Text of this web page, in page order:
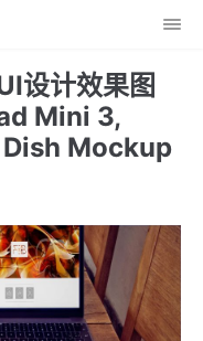
设计效果图
Mini 3,
Mockup